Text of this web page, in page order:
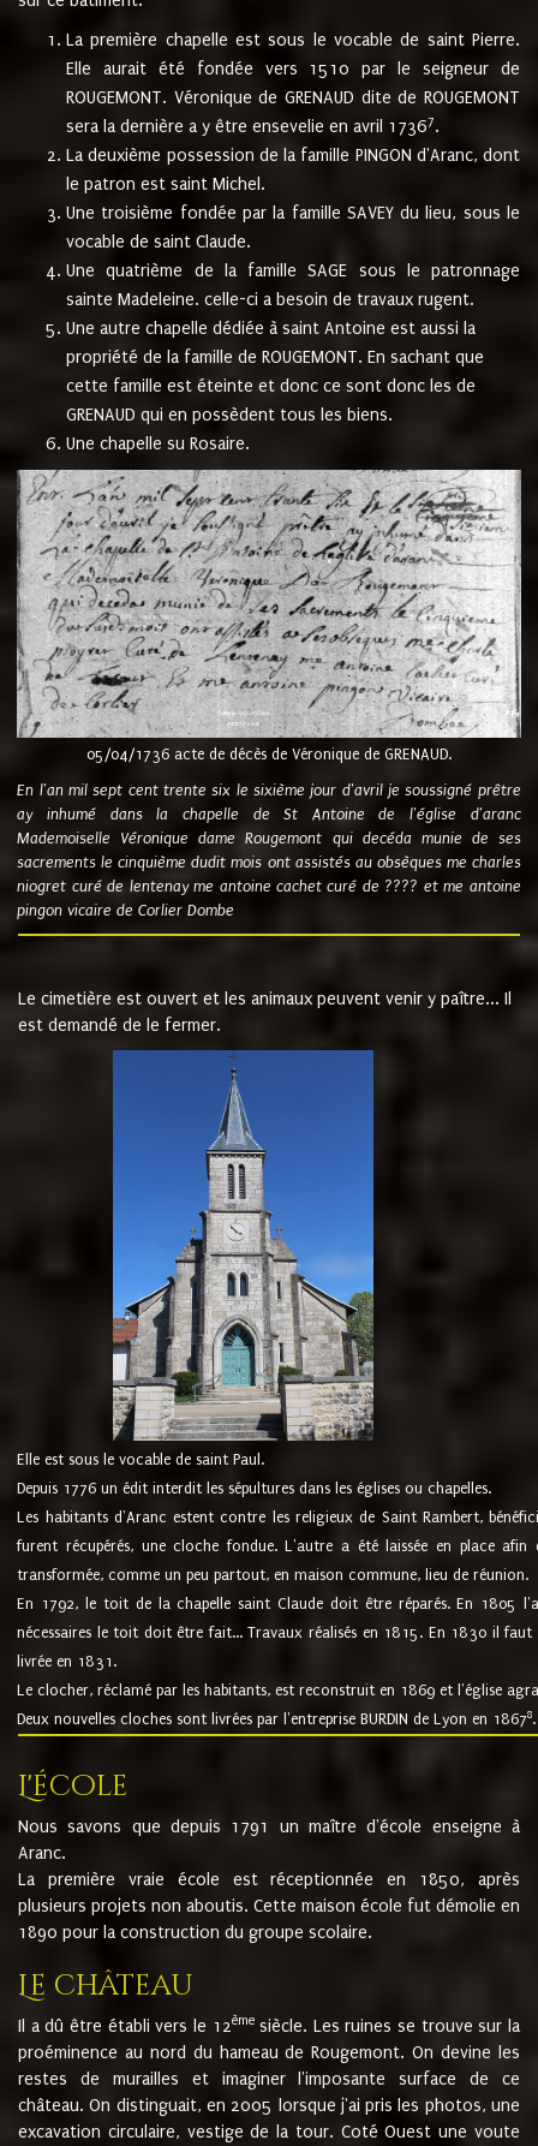
La première chapelle est sous le vocable de saint Pierre.
Elle aurait été fondée vers 1510 par le seigneur de
ROUGEMONT. Véronique de GRENAUD dite de ROUGEMONT
sera la dernière a y être ensevelie en avril 17367.
La deuxième possession de la famille PINGON d'Aranc, dont
le patron est saint Michel.
Une troisième fondée par la famille SAVEY du lieu, sous le
vocable de saint Claude.
Une quatrième de la famille SAGE sous le patronnage
sainte Madeleine. celle-ci a besoin de travaux rugent.
Une autre chapelle dédiée à saint Antoine est aussi la
propriété de la famille de ROUGEMONT. En sachant que
cette famille est éteinte et donc ce sont donc les de
GRENAUD qui en possèdent tous les biens.
Une chapelle su Rosaire.
05/04/1736 acte de décès de Véronique de GRENAUD.
En l'an mil sept cent trente six le sixième jour d'avril je soussigné prêtre
ay inhumé dans la chapelle de St Antoine de l'église d'aranc
Mademoiselle Véronique dame Rougemont qui decéda munie de ses
sacrements le cinquième dudit mois ont assistés au obsèques me charles
niogret curé de lentenay me antoine cachet curé de ???? et me antoine
pingon vicaire de Corlier Dombe
Le cimetière est ouvert et les animaux peuvent venir y paître... Il
est demandé de le fermer.
Elle est sous le vocable de saint Paul.
Depuis 1776 un édit interdit les sépultures dans les églises ou chapelles.
Les habitants d'Aranc estent contre les religieux de Saint Rambert,
furent récupérés, une cloche fondue. L'autre a été laissée en place
transformée, comme un peu partout, en maison commune, lieu de réunion.
En 1792, le toit de la chapelle saint Claude doit être réparés. En 1805
nécessaires le toit doit être fait... Travaux réalisés en 1815. En 1830 il
livrée en 1831.
Le clocher, réclamé par les habitants, est reconstruit en 1869 et l'église
Deux nouvelles cloches sont livrées par l'entreprise BURDIN de Lyon en 18678.
L'école
Nous savons que depuis 1791 un maître d'école enseigne à
Aranc.
La première vraie école est réceptionnée en 1850, après
plusieurs projets non aboutis. Cette maison école fut démolie en
1890 pour la construction du groupe scolaire.
Le château
Il a dû être établi vers le 12èmesiècle. Les ruines se trouve sur la
proéminence au nord du hameau de Rougemont. On devine les
restes de murailles et imaginer l'imposante surface de ce
château. On distinguait, en 2005 lorsque j'ai pris les photos, une
excavation circulaire, vestige de la tour. Coté Ouest une voute